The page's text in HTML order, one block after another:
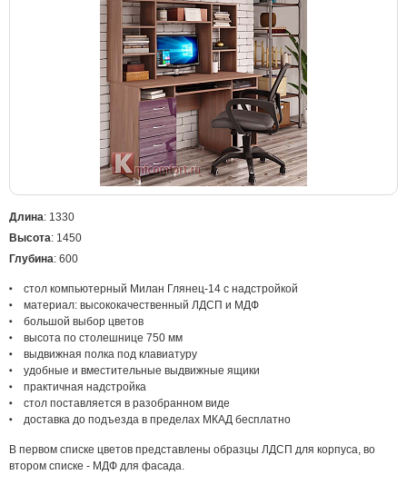
Длина: 1330
Высота: 1450
Глубина: 600
стол компьютерный Милан Глянец-14 с надстройкой
материал: высококачественный ЛДСП и МДФ
большой выбор цветов
высота по столешнице 750 мм
выдвижная полка под клавиатуру
удобные и вместительные выдвижные ящики
практичная надстройка
стол поставляется в разобранном виде
доставка до подъезда в пределах МКАД бесплатно
В первом списке цветов представлены образцы ЛДСП для корпуса, во
втором списке - МДФ для фасада.